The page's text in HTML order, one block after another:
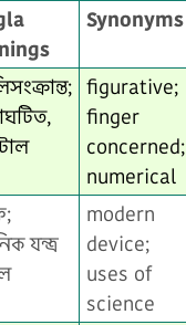
Synonyms
figurative;
finger
concerned;
numerical
যন্ত্র
modern
device;
uses of
science